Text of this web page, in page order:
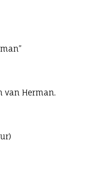
van Herman.